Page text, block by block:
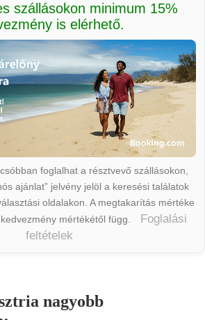
szállásokon minimum 15%
is elérhető.
foglalhat a résztvevő szállásokon,
ajánlat” jelvény jelöl a keresési találatok
oldalakon. A megtakarítás mértéke
mértékétől függ.
Foglalási
feltételek
nagyobb